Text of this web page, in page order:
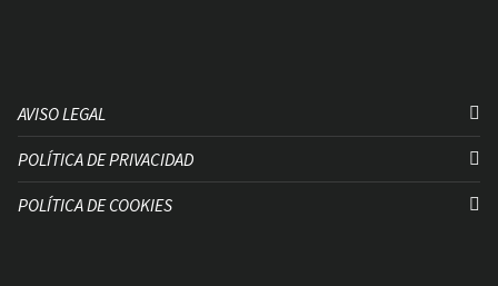
AVISO LEGAL
POLÍTICA DE PRIVACIDAD
POLÍTICA DE COOKIES